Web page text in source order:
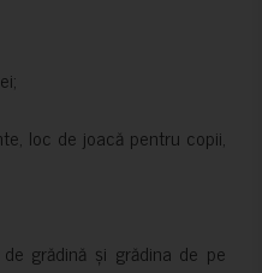
loc de joacă pentru copii,
grădină și grădina de pe